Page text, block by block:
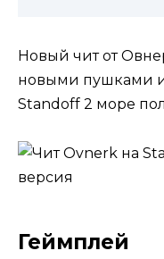
Новый чит от
новыми пушками и
Standoff 2 море
Геймплей